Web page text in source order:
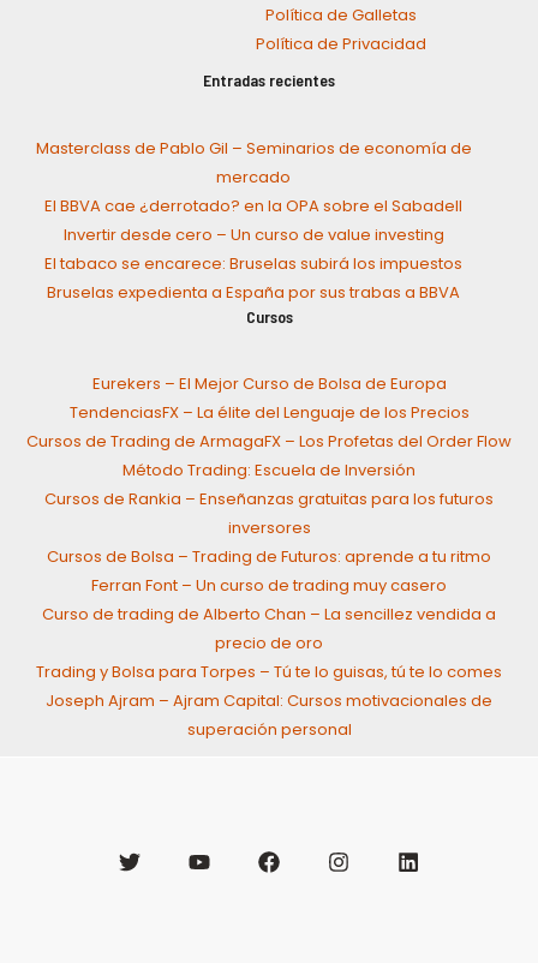
Política de Galletas
Política de Privacidad
Entradas recientes
Masterclass de Pablo Gil – Seminarios de economía de
mercado
El BBVA cae ¿derrotado? en la OPA sobre el Sabadell
Invertir desde cero – Un curso de value investing
El tabaco se encarece: Bruselas subirá los impuestos
Bruselas expedienta a España por sus trabas a BBVA
Cursos
Eurekers – El Mejor Curso de Bolsa de Europa
TendenciasFX – La élite del Lenguaje de los Precios
Cursos de Trading de ArmagaFX – Los Profetas del Order Flow
Método Trading: Escuela de Inversión
Cursos de Rankia – Enseñanzas gratuitas para los futuros
inversores
Cursos de Bolsa – Trading de Futuros: aprende a tu ritmo
Ferran Font – Un curso de trading muy casero
Curso de trading de Alberto Chan – La sencillez vendida a
precio de oro
Trading y Bolsa para Torpes – Tú te lo guisas, tú te lo comes
Joseph Ajram – Ajram Capital: Cursos motivacionales de
superación personal